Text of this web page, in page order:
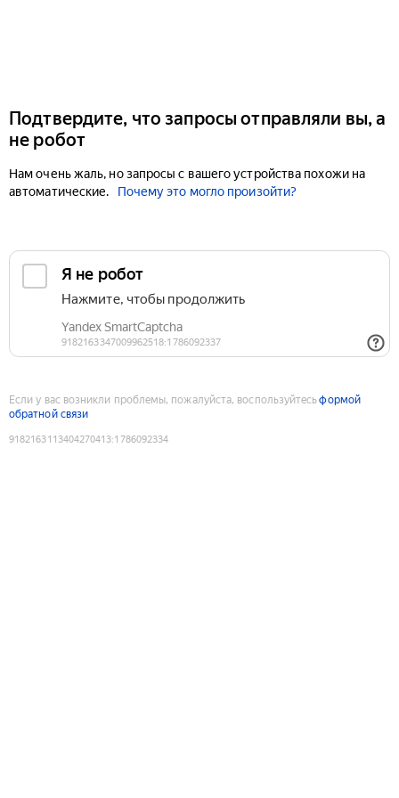
Подтвердите, что запросы отправляли вы, а
не робот
Нам очень жаль, но запросы с вашего устройства похожи на
автоматические.
Почему это могло произойти?
Если у вас возникли проблемы, пожалуйста, воспользуйтесьформой
обратной связи
9182163113404270413:1786092334